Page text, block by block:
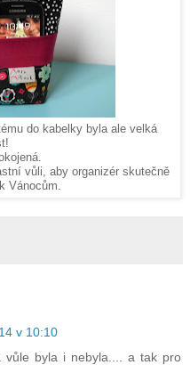
do kabelky byla ale velká
vůli, aby organizér skutečně
Vánocům.
v 10:10
vůle byla i nebyla.... a tak pro